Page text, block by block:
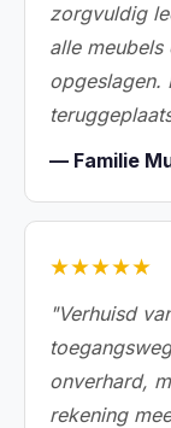
zorgvuldig
alle
opgeslagen.
— Familie
★★★★★
"Verhuisd
onverhard,
rekening